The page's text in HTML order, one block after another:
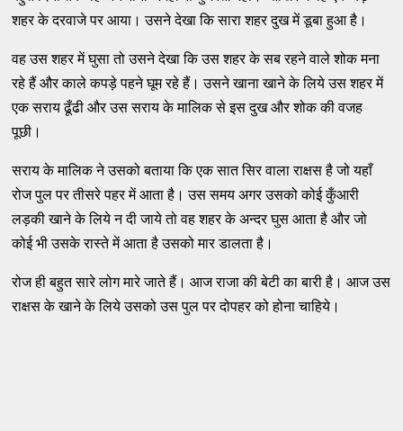
शहर के दरवाजे पर आया। उसने देखा कि सारा शहर दुख में डूबा हुआ है।
वह उस शहर में घुसा तो उसने देखा कि उस शहर के सब रहने वाले शोक मना
रहे हैं और काले कपड़े पहने घूम रहे हैं। उसने खाना खाने के लिये उस शहर में
एक सराय ढूँढी और उस सराय के मालिक से इस दुख और शोक की वजह
पूछी।
सराय के मालिक ने उसको बताया कि एक सात सिर वाला राक्षस है जो यहाँ
रोज पुल पर तीसरे पहर में आता है। उस समय अगर उसको कोई कुँआरी
लड़की खाने के लिये न दी जाये तो वह शहर के अन्दर घुस आता है और जो
कोई भी उसके रास्ते में आता है उसको मार डालता है।
रोज ही बहुत सारे लोग मारे जाते हैं। आज राजा की बेटी का बारी है। आज उस
राक्षस के खाने के लिये उसको उस पुल पर दोपहर को होना चाहिये।